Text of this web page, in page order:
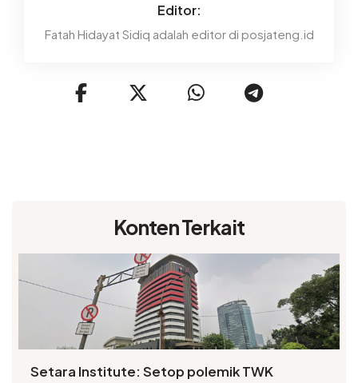
Editor:
Fatah Hidayat Sidiq adalah editor di posjateng.id
Konten Terkait
Setara Institute: Setop polemik TWK